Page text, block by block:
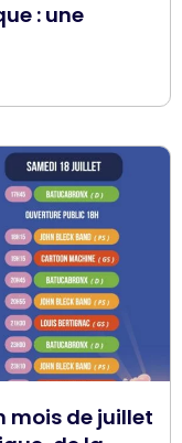
: une
mois de juillet